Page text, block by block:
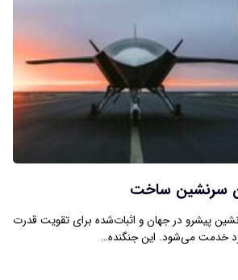
سرنشین ساخت
پیشرو در جهان و اثبات‌شده برای تقویت قدرت
خدمت می‌شود. این جنگنده…